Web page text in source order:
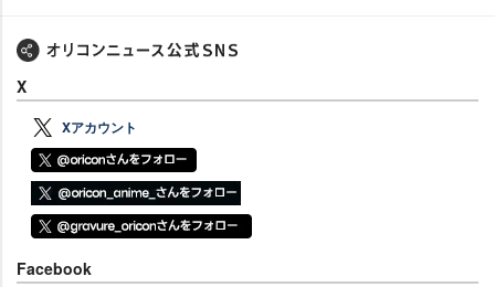
X
Xアカウント
Facebook